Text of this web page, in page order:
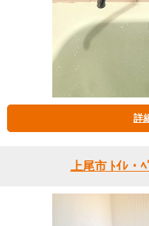
詳
上尾市 ﾄｲﾚ・